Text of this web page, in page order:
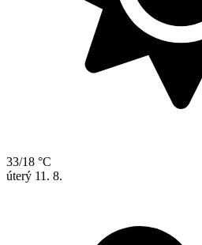
33/18 °C
úterý 11. 8.